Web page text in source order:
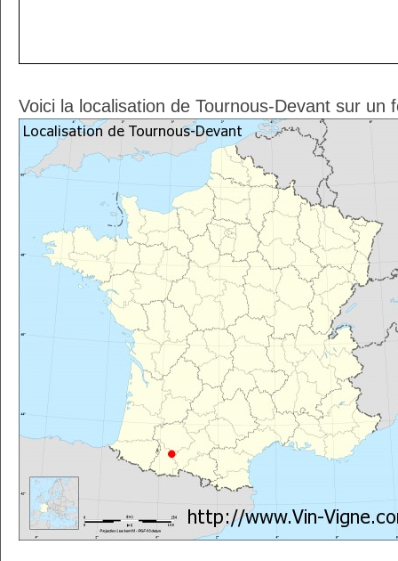
Voici la localisation de Tournous-Devant sur un